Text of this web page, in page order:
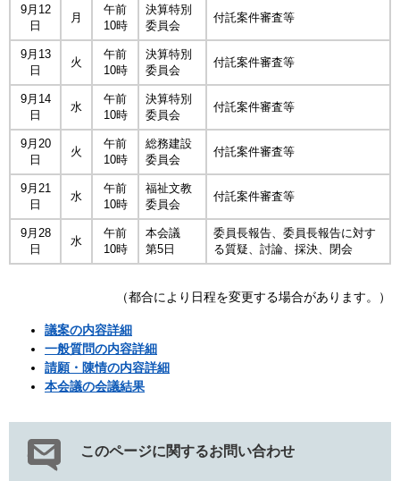
9月12
日
月
午前
10時
決算特別
委員会
付託案件審査等
9月13
日
火
午前
10時
決算特別
委員会
付託案件審査等
9月14
日
水
午前
10時
決算特別
委員会
付託案件審査等
9月20
日
火
午前
10時
総務建設
委員会
付託案件審査等
9月21
日
水
午前
10時
福祉文教
委員会
付託案件審査等
9月28
日
水
午前
10時
本会議
第5日
委員長報告、委員長報告に対す
る質疑、討論、採決、閉会
（都合により日程を変更する場合があります。）
議案の内容詳細
一般質問の内容詳細
請願・陳情の内容詳細
本会議の会議結果
このページに関するお問い合わせ